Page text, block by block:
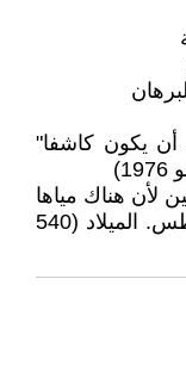
أن يكون كاشفا"
لأن هناك مياها
جديدة تجري من حولك أبد ا " هيروقليطس. الميلاد (540